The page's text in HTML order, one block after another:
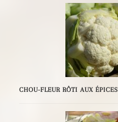
CHOU-FLEUR RÔTI AUX ÉPICES